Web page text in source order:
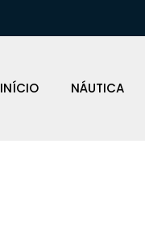
INÍCIO NÁUTICA